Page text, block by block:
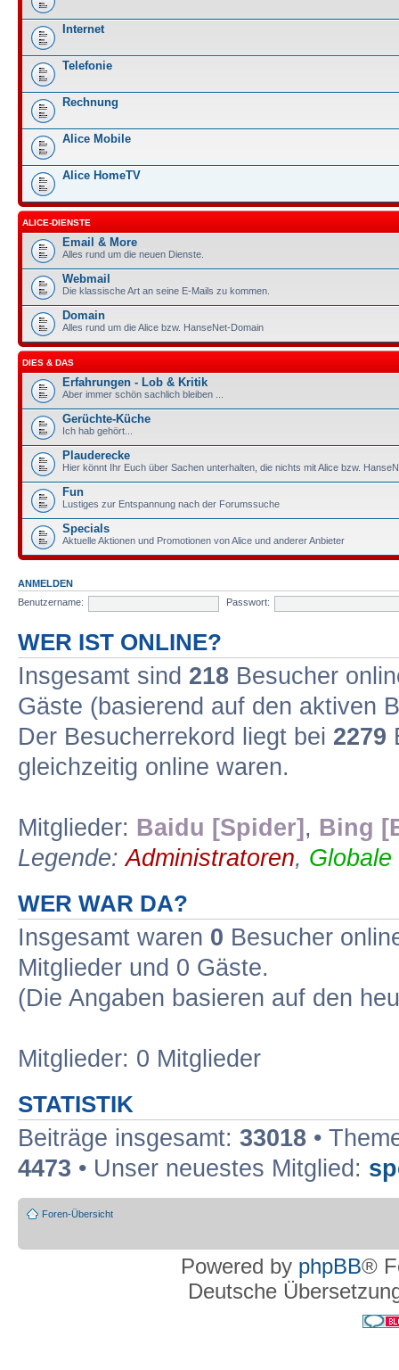
Internet
Telefonie
Rechnung
Alice Mobile
Alice HomeTV
ALICE-DIENSTE
Email & More
Alles rund um die neuen Dienste.
Webmail
Die klassische Art an seine E-Mails zu kommen.
Domain
Alles rund um die Alice bzw. HanseNet-Domain
DIES & DAS
Erfahrungen - Lob & Kritik
Aber immer schön sachlich bleiben ...
Gerüchte-Küche
Ich hab gehört...
Plauderecke
Hier könnt Ihr Euch über Sachen unterhalten, die nichts mit Alice bzw.
Fun
Lustiges zur Entspannung nach der Forumssuche
Specials
Aktuelle Aktionen und Promotionen von Alice und anderer Anbieter
ANMELDEN
Benutzername:
Passwort:
WER IST ONLINE?
Insgesamt sind 218 Besucher
Gäste (basierend auf den aktiven
Der Besucherrekord liegt bei 2279
gleichzeitig online waren.
Mitglieder: Baidu [Spider] , Bing
Legende:Administratoren,
WER WAR DA?
Insgesamt waren 0 Besucher
Mitglieder und 0 Gäste.
(Die Angaben basieren auf den
Mitglieder: 0 Mitglieder
STATISTIK
Beiträge insgesamt: 33018 •
4473 • Unser neuestes Mitglied:
Foren-Übersicht
Powered by phpBB®
Deutsche